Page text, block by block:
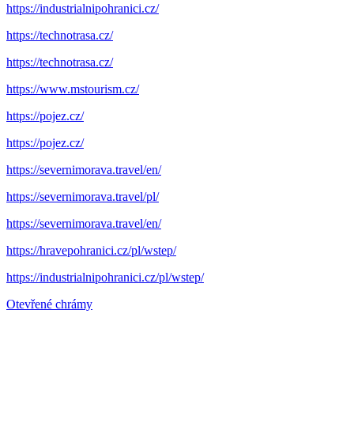
https://industrialnipohranici.cz/
https://technotrasa.cz/
https://technotrasa.cz/
https://www.mstourism.cz/
https://pojez.cz/
https://pojez.cz/
https://severnimorava.travel/en/
https://severnimorava.travel/pl/
https://severnimorava.travel/en/
https://hravepohranici.cz/pl/wstep/
https://industrialnipohranici.cz/pl/wstep/
Otevřené chrámy